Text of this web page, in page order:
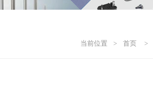
当前位置 > 首页 >